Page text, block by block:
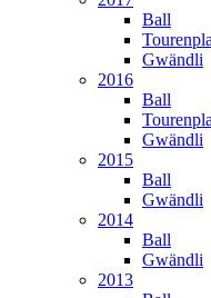
Ball
Gwändli
2016
Ball
Gwändli
2015
Ball
Gwändli
2014
Ball
Gwändli
2013